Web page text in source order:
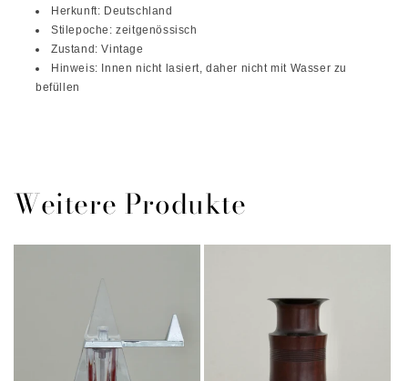
Herkunft: Deutschland
Stilepoche: zeitgenössisch
Zustand: Vintage
Hinweis: Innen nicht lasiert, daher nicht mit Wasser zu
befüllen
Weitere Produkte